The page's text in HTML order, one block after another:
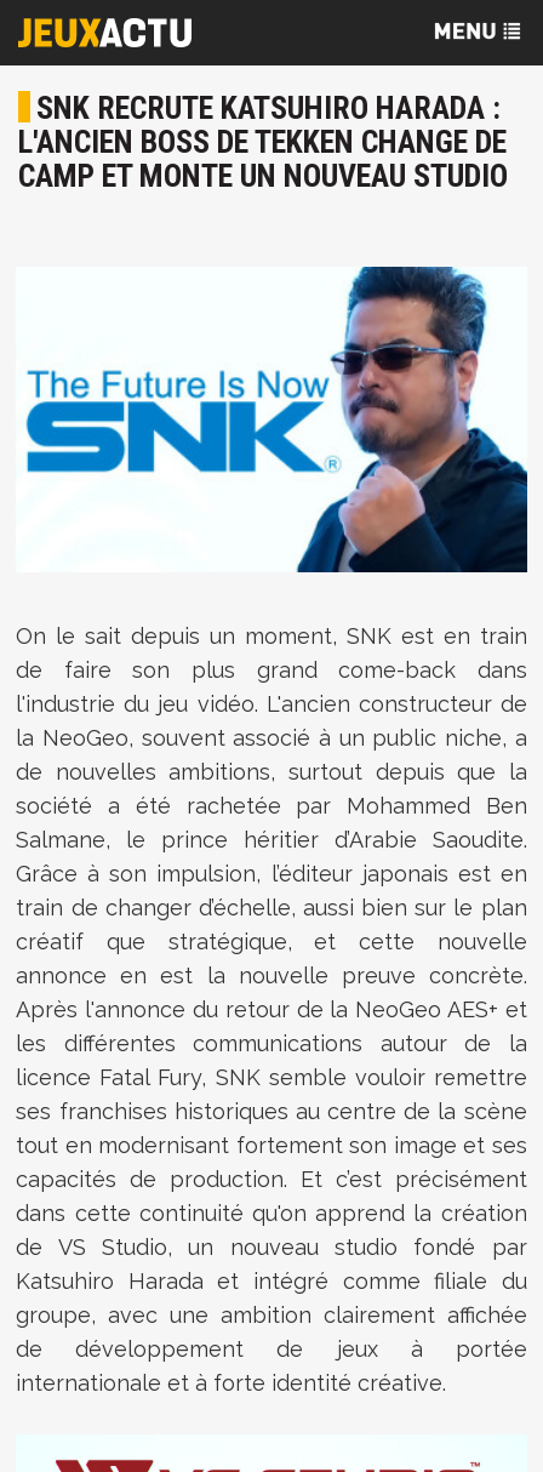
SNK RECRUTE KATSUHIRO HARADA :
L'ANCIEN BOSS DE TEKKEN CHANGE DE
CAMP ET MONTE UN NOUVEAU STUDIO
On le sait depuis un moment, SNK est en train
de faire son plus grand come-back dans
l'industrie du jeu vidéo. L'ancien constructeur de
la NeoGeo, souvent associé à un public niche, a
de nouvelles ambitions, surtout depuis que la
société a été rachetée par Mohammed Ben
Salmane, le prince héritier d’Arabie Saoudite.
Grâce à son impulsion, l’éditeur japonais est en
train de changer d’échelle, aussi bien sur le plan
créatif que stratégique, et cette nouvelle
annonce en est la nouvelle preuve concrète.
Après l'annonce du retour de la NeoGeo AES+ et
les différentes communications autour de la
licence Fatal Fury, SNK semble vouloir remettre
ses franchises historiques au centre de la scène
tout en modernisant fortement son image et ses
capacités de production. Et c’est précisément
dans cette continuité qu'on apprend la création
de VS Studio, un nouveau studio fondé par
Katsuhiro Harada et intégré comme filiale du
groupe, avec une ambition clairement affichée
de développement de jeux à portée
internationale et à forte identité créative.